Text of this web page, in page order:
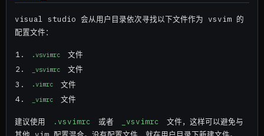
visual studio 会从用户目录依次寻找以下文件作为 vsvim 的
配置文件：
.vsvimrc 文件
_vsvimrc 文件
.vimrc 文件
_vimrc 文件
建议使用 .vsvimrc 或者 _vsvimrc
文件，这样可以避免与
其他 vim 配置混合。没有配置文件，就在用户目录下新建文件。